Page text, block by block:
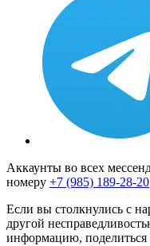
Аккаунты во всех
номеру +7 (985) 189-28-20
Если вы столкнулись с
другой
информацию,